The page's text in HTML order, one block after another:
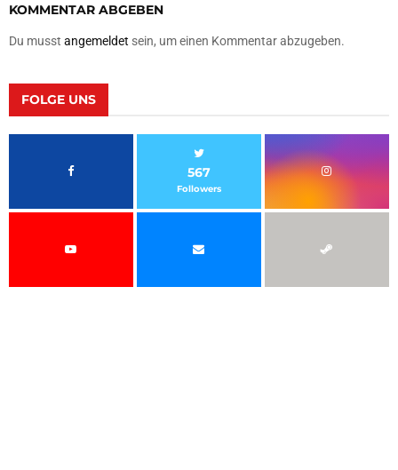
KOMMENTAR ABGEBEN
Du musst angemeldet sein, um einen Kommentar abzugeben.
FOLGE UNS
567
Followers